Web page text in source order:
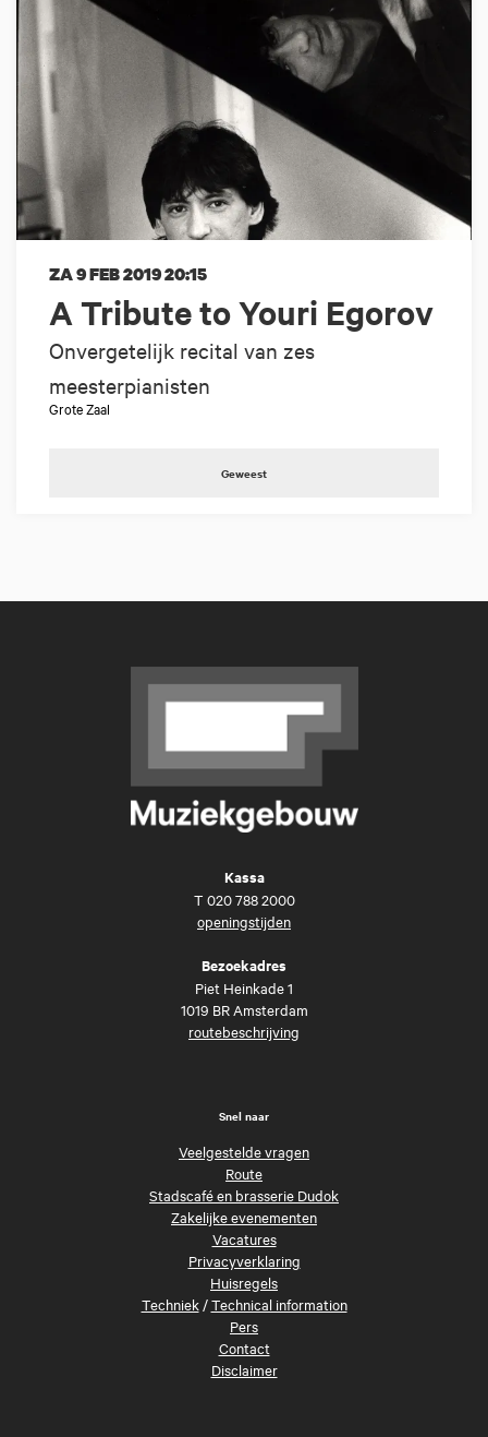
A Tribute to Youri Egorov
Onvergetelijk recital van zes
meesterpianisten
ZA 9 FEB 201920:15
Grote Zaal
Geweest
Kassa
T 020 788 2000
openingstijden
Bezoekadres
Piet Heinkade 1
1019 BR Amsterdam
routebeschrijving
Snel naar
Veelgestelde vragen
Route
Stadscafé en brasserie Dudok
Zakelijke evenementen
Vacatures
Privacyverklaring
Huisregels
Techniek/Technical information
Pers
Contact
Disclaimer